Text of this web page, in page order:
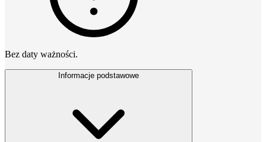
Bez daty ważności.
Informacje podstawowe